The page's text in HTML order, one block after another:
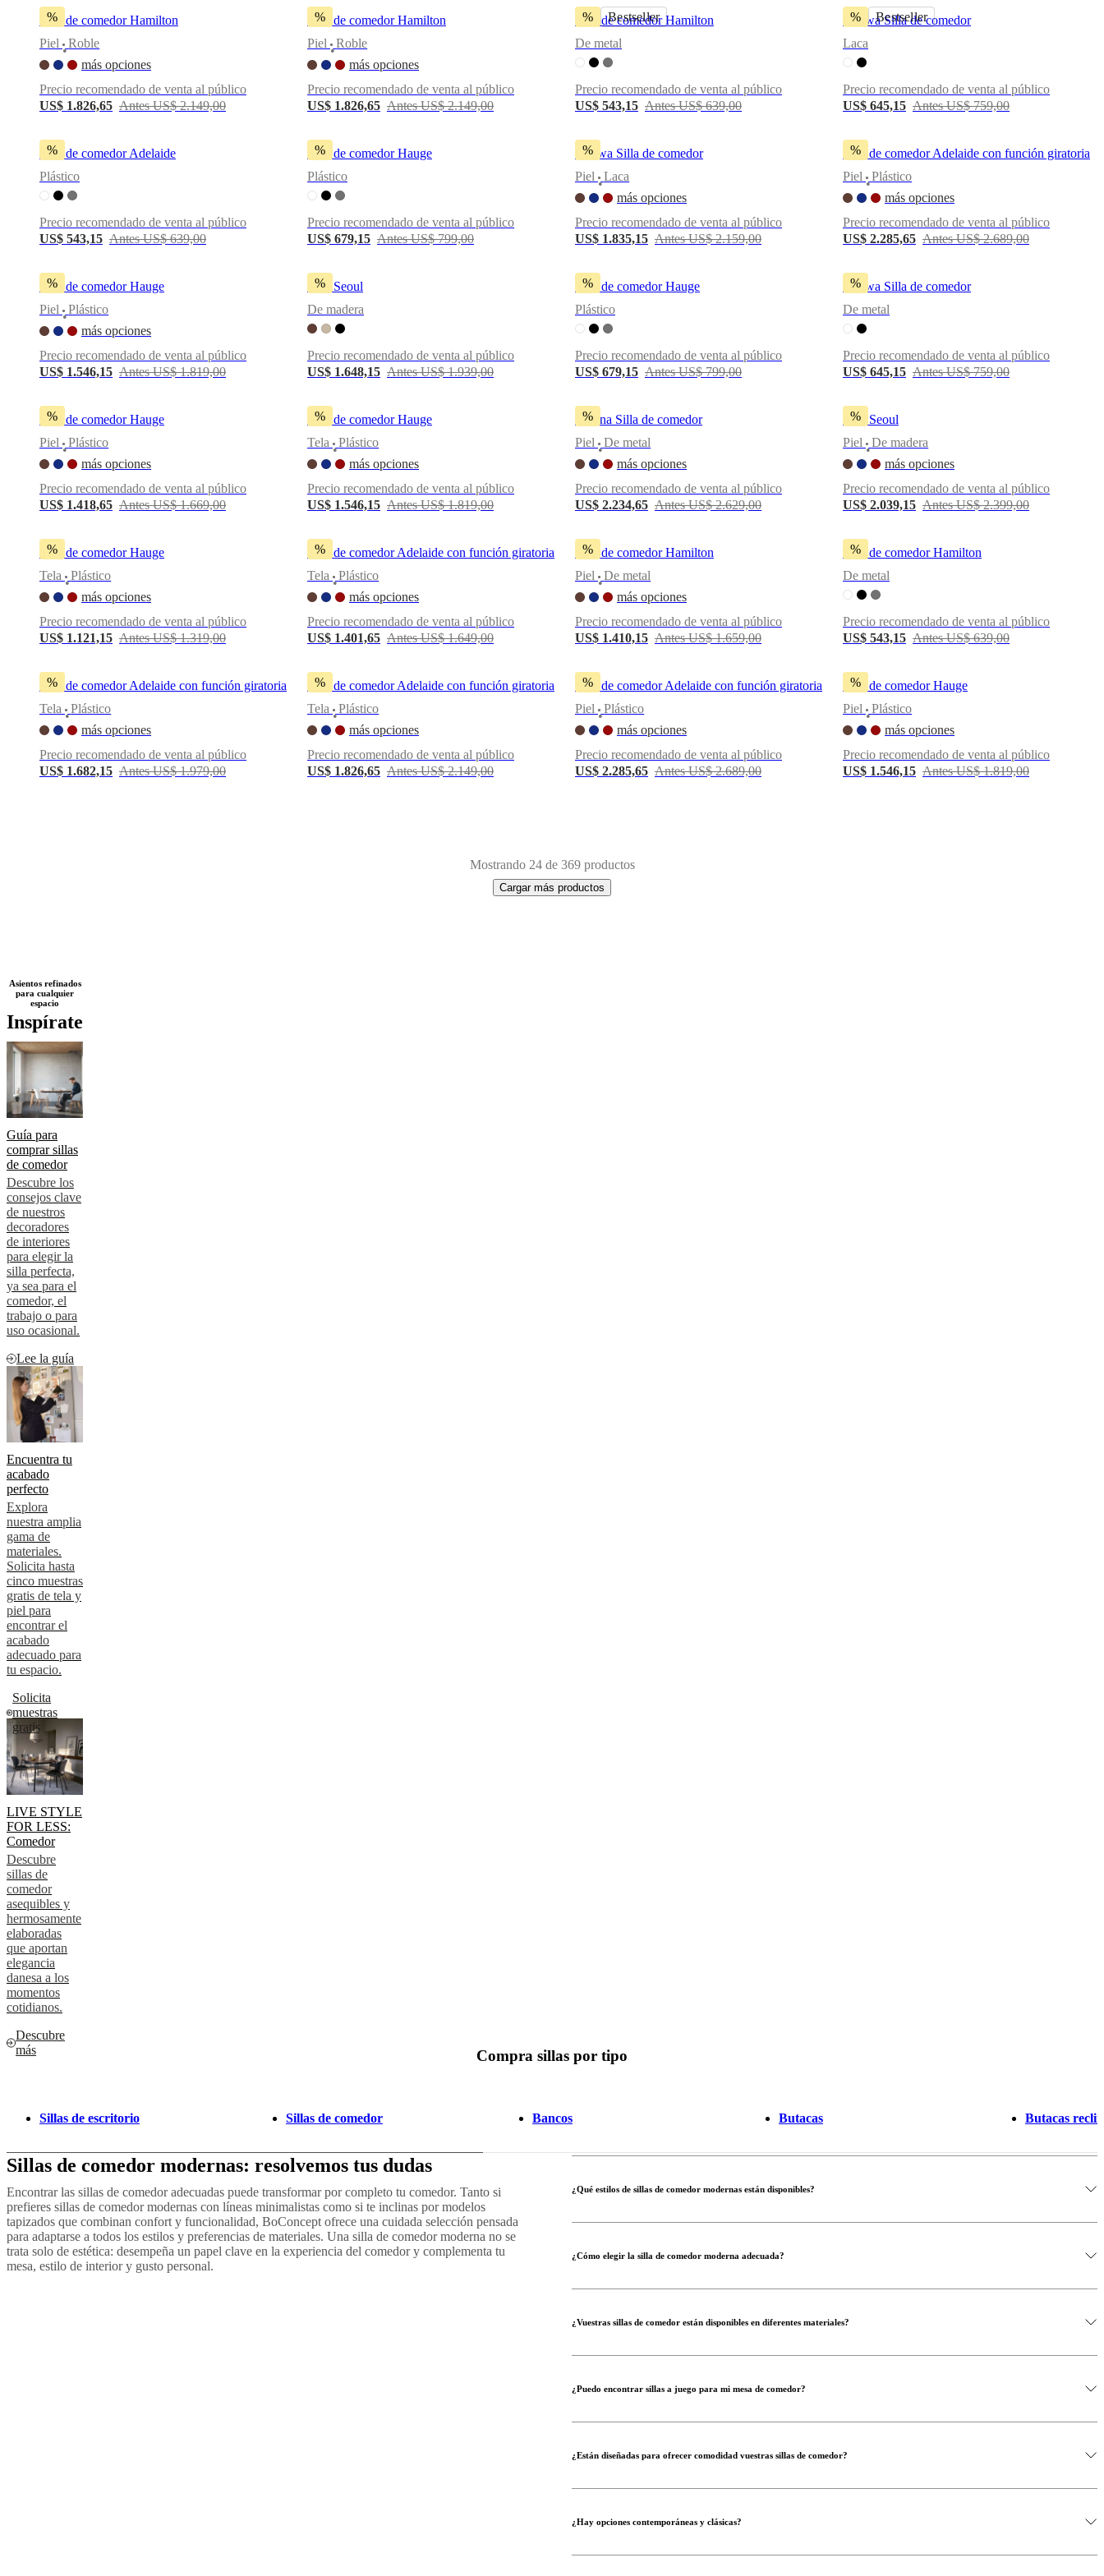
Outlet
mueblesEspaciosSalas
Espacios
pequeñosOficinas
Helena
ChristensenInspiración
Contacto
productoInstrucciones
decoración
interiores
Solicita
muestras
Buscar
BoConceptValoresResponsabilidad
corporativaLa
historiaSala
prensaArtesanía
nuestros
diseñadores
Personalización
certificationsDeclaración
accesibilidadHazte
franquiciadoProfessionalsTrade
%
Silla de comedor Hamilton
Piel
•
Roble
más opciones
Precio recomendado de venta al público
US$ 1.826,65 Antes US$ 2.149,00
%
Silla de comedor Hamilton
Piel
•
Roble
más opciones
Precio recomendado de venta al público
US$ 1.826,65 Antes US$ 2.149,00
% Bestseller
Silla de comedor Hamilton
De metal
Precio recomendado de venta al público
US$ 543,15 Antes US$ 639,00
% Bestseller
Ottawa Silla de comedor
Laca
Precio recomendado de venta al público
US$ 645,15 Antes US$ 759,00
%
Silla de comedor Adelaide
Plástico
Precio recomendado de venta al público
US$ 543,15 Antes US$ 639,00
%
Silla de comedor Hauge
Plástico
Precio recomendado de venta al público
US$ 679,15 Antes US$ 799,00
%
Ottawa Silla de comedor
Piel
•
Laca
más opciones
Precio recomendado de venta al público
US$ 1.835,15 Antes US$ 2.159,00
%
Silla de comedor Adelaide con función giratoria
Piel
•
Plástico
más opciones
Precio recomendado de venta al público
US$ 2.285,65 Antes US$ 2.689,00
%
Silla de comedor Hauge
Piel
•
Plástico
más opciones
Precio recomendado de venta al público
US$ 1.546,15 Antes US$ 1.819,00
%
Silla Seoul
De madera
Precio recomendado de venta al público
US$ 1.648,15 Antes US$ 1.939,00
%
Silla de comedor Hauge
Plástico
Precio recomendado de venta al público
US$ 679,15 Antes US$ 799,00
%
Ottawa Silla de comedor
De metal
Precio recomendado de venta al público
US$ 645,15 Antes US$ 759,00
%
Silla de comedor Hauge
Piel
•
Plástico
más opciones
Precio recomendado de venta al público
US$ 1.418,65 Antes US$ 1.669,00
%
Silla de comedor Hauge
Tela
•
Plástico
más opciones
Precio recomendado de venta al público
US$ 1.546,15 Antes US$ 1.819,00
%
Vienna Silla de comedor
Piel
•
De metal
más opciones
Precio recomendado de venta al público
US$ 2.234,65 Antes US$ 2.629,00
%
Silla Seoul
Piel
•
De madera
más opciones
Precio recomendado de venta al público
US$ 2.039,15 Antes US$ 2.399,00
%
Silla de comedor Hauge
Tela
•
Plástico
más opciones
Precio recomendado de venta al público
US$ 1.121,15 Antes US$ 1.319,00
%
Silla de comedor Adelaide con función giratoria
Tela
•
Plástico
más opciones
Precio recomendado de venta al público
US$ 1.401,65 Antes US$ 1.649,00
%
Silla de comedor Hamilton
Piel
•
De metal
más opciones
Precio recomendado de venta al público
US$ 1.410,15 Antes US$ 1.659,00
%
Silla de comedor Hamilton
De metal
Precio recomendado de venta al público
US$ 543,15 Antes US$ 639,00
%
Silla de comedor Adelaide con función giratoria
Tela
•
Plástico
más opciones
Precio recomendado de venta al público
US$ 1.682,15 Antes US$ 1.979,00
%
Silla de comedor Adelaide con función giratoria
Tela
•
Plástico
más opciones
Precio recomendado de venta al público
US$ 1.826,65 Antes US$ 2.149,00
%
Silla de comedor Adelaide con función giratoria
Piel
•
Plástico
más opciones
Precio recomendado de venta al público
US$ 2.285,65 Antes US$ 2.689,00
%
Silla de comedor Hauge
Piel
•
Plástico
más opciones
Precio recomendado de venta al público
US$ 1.546,15 Antes US$ 1.819,00
Mostrando 24 de 369 productos
Cargar más productos
Next
page
NegroAmarillo
oscuroPielRoble
Laca
maderaTelaAluminio
Asientos refinados
para cualquier
espacio
Inspírate
Guía para
comprar sillas
de comedor
Descubre los
consejos clave
de nuestros
decoradores
de interiores
para elegir la
silla perfecta,
ya sea para el
comedor, el
trabajo o para
uso ocasional.
Lee la guía
Encuentra tu
acabado
perfecto
Explora
nuestra amplia
gama de
materiales.
Solicita hasta
cinco muestras
gratis de tela y
piel para
encontrar el
acabado
adecuado para
tu espacio.
Solicita
muestras
gratis
LIVE STYLE
FOR LESS:
Comedor
Descubre
sillas de
comedor
asequibles y
hermosamente
elaboradas
que aportan
elegancia
danesa a los
momentos
cotidianos.
Descubre
más
Compra sillas por tipo
Sillas de escritorio Sillas de comedor Bancos Butacas Butacas
Sillas de comedor modernas: resolvemos tus dudas
Encontrar las sillas de comedor adecuadas puede transformar por completo tu comedor. Tanto si
prefieres sillas de comedor modernas con líneas minimalistas como si te inclinas por modelos
tapizados que combinan confort y funcionalidad, BoConcept ofrece una cuidada selección pensada
para adaptarse a todos los estilos y preferencias de materiales. Una silla de comedor moderna no se
trata solo de estética: desempeña un papel clave en la experiencia del comedor y complementa tu
mesa, estilo de interior y gusto personal.
¿Qué estilos de sillas de comedor modernas están disponibles?
¿Cómo elegir la silla de comedor moderna adecuada?
¿Vuestras sillas de comedor están disponibles en diferentes materiales?
¿Puedo encontrar sillas a juego para mi mesa de comedor?
¿Están diseñadas para ofrecer comodidad vuestras sillas de comedor?
¿Hay opciones contemporáneas y clásicas?